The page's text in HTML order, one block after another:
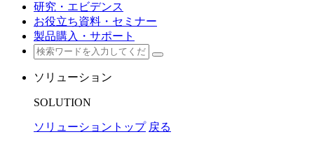
研究・エビデンス
お役立ち資料・セミナー
製品購入・サポート
ソリューション
SOLUTION
ソリューショントップ 戻る